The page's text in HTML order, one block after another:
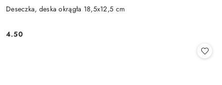
Deseczka, deska okrągła 18,5x12,5 cm
Cena:
4.50